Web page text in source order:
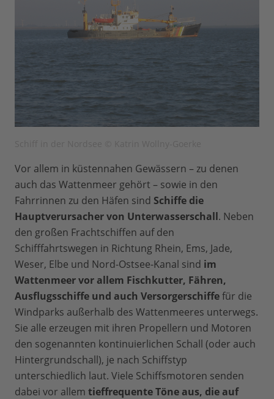
Vor allem in küstennahen Gewässern – zu denen
auch das Wattenmeer gehört – sowie in den
Fahrrinnen zu den Häfen sind Schiffe die
Hauptverursacher von Unterwasserschall. Neben
den großen Frachtschiffen auf den
Schifffahrtswegen in Richtung Rhein, Ems, Jade,
Weser, Elbe und Nord-Ostsee-Kanal sind im
Wattenmeer vor allem Fischkutter, Fähren,
Ausflugsschiffe und auch Versorgerschiffefür die
Windparks außerhalb des Wattenmeeres unterwegs.
Sie alle erzeugen mit ihren Propellern und Motoren
den sogenannten kontinuierlichen Schall (oder auch
Hintergrundschall), je nach Schiffstyp
unterschiedlich laut. Viele Schiffsmotoren senden
dabei vor allem tieffrequente Töne aus, die auf